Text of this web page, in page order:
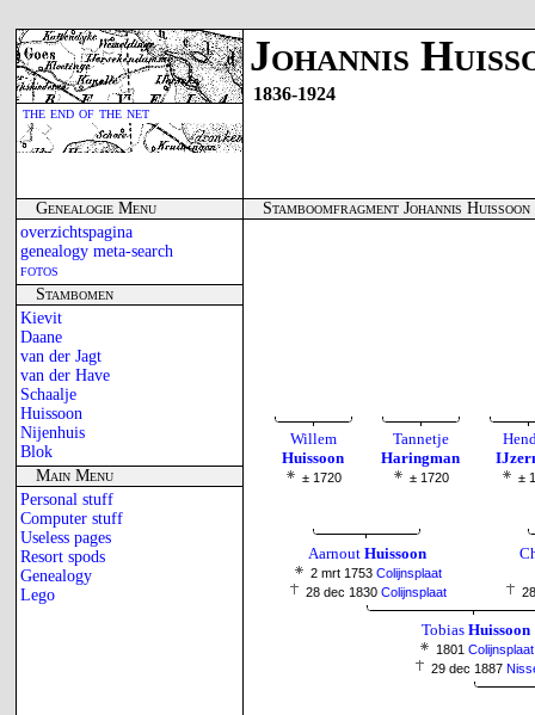
the end of the net
Johannis
1836-1924
Genealogie Menu
overzichtspagina
genealogy meta-search
fotos
Stambomen
Kievit
Daane
van der Jagt
van der Have
Schaalje
Huissoon
Nijenhuis
Blok
Main Menu
Personal stuff
Computer stuff
Useless pages
Resort spods
Genealogy
Lego
Stamboomfragment Johannis Huissoon
Willem
Huissoon
± 1720
Tannetje
Haringman
± 1720 ±
Aarnout Huissoon
2 mrt 1753 Colijnsplaat
28 dec 1830 Colijnsplaat
Tobias Huissoon
1801 Colijnsplaat
29 dec 1887